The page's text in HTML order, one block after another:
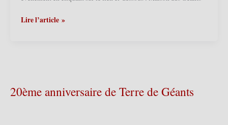
Ath
–
Exposition
Lire l’article »
20ème anniversaire de Terre de Géants